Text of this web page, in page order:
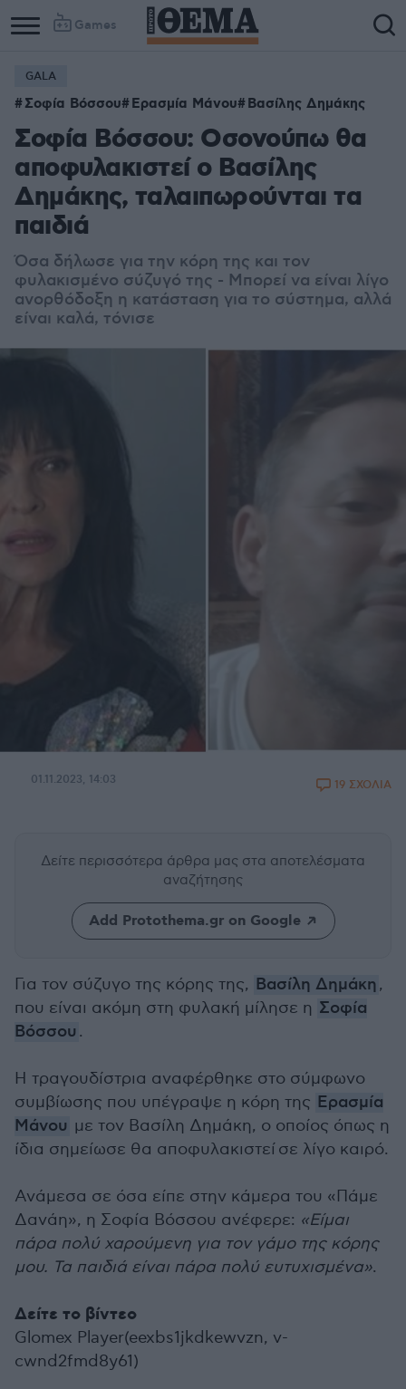
Games
GALA
Σοφία Βόσσου Ερασμία Μάνου Βασίλης Δημάκης
Σοφία Βόσσου: Οσονούπω θα
αποφυλακιστεί ο Βασίλης
Δημάκης, ταλαιπωρούνται τα
παιδιά
Όσα δήλωσε για την κόρη της και τον
φυλακισμένο σύζυγό της - Μπορεί να είναι λίγο
ανορθόδοξη η κατάσταση για το σύστημα, αλλά
είναι καλά, τόνισε
01.11.2023, 14:03 19 ΣΧΟΛΙΑ
Δείτε περισσότερα άρθρα μας στα αποτελέσματα
αναζήτησης
Add Protothema.gr on Google
Για τον σύζυγο της κόρης της, Βασίλη Δημάκη,
που είναι ακόμη στη φυλακή μίλησε η Σοφία
Βόσσου .
Η τραγουδίστρια αναφέρθηκε στο σύμφωνο
συμβίωσης που υπέγραψε η κόρη της Ερασμία
Μάνου με τον Βασίλη Δημάκη, ο οποίος όπως η
ίδια σημείωσε θα αποφυλακιστεί σε λίγο καιρό.
Ανάμεσα σε όσα είπε στην κάμερα του «Πάμε
Δανάη», η Σοφία Βόσσου ανέφερε: «Είμαι
πάρα πολύ χαρούμενη για τον γάμο της κόρης
μου. Τα παιδιά είναι πάρα πολύ ευτυχισμένα».
Δείτε το βίντεο
Glomex Player(eexbs1jkdkewvzn, v-
cwnd2fmd8y61)